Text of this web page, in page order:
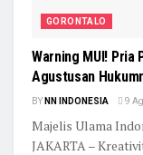
GORONTALO
Warning MUI! Pria
Agustusan
BY NN INDONESIA 9
Majelis Ulama
JAKARTA –